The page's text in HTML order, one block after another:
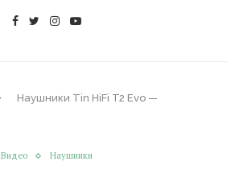
Наушники Tin HiFi T2 Evo —
Видео Наушники